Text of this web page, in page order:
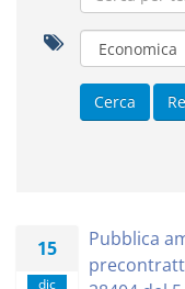
15
dic
Pubblica